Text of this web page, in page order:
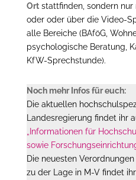
Ortstattfinden, sondern nur
oder oder über die Video-
alle Bereiche (BAföG,
psychologische Beratung,
KfW-Sprechstunde).
Noch mehr Infos für euch:
Die aktuellen
Landesregierung findet ihr
„Informationen für
sowie
Die neuesten
zu der Lage in M-V findet ihr